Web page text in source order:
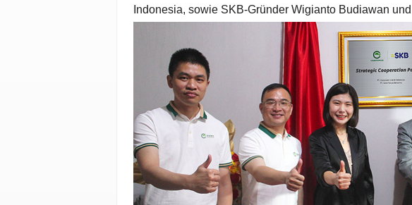
Indonesia, sowie SKB-Gründer Wigianto Budiawan